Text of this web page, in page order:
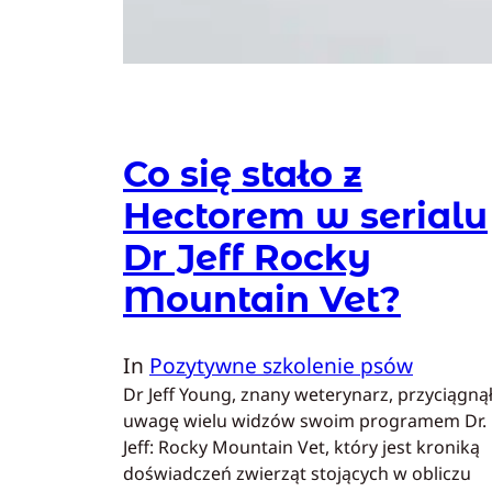
Co się stało z
Hectorem w serialu
Dr Jeff Rocky
Mountain Vet?
In Pozytywne szkolenie psów
Dr Jeff Young, znany weterynarz, przyciągnął
uwagę wielu widzów swoim programem Dr.
Jeff: Rocky Mountain Vet, który jest kroniką
doświadczeń zwierząt stojących w obliczu